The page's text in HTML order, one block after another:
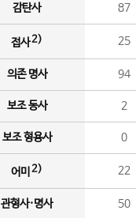
감탄사 87
접사2) 25
의존 명사 94
보조 동사 2
보조 형용사 0
어미 2) 22
관형사·명사 50